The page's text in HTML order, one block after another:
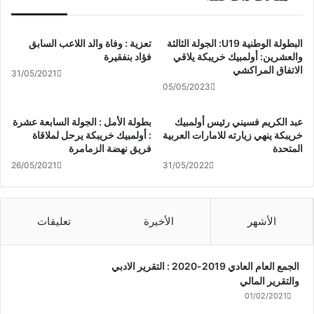
تعزية : وفاة والد اللاعب السابق
فؤاد بنفقيرة
31/05/2021
البطولة الوطنية U19: الجولة الثالثة
والعشرين: أولمبيك خريبكة يلاقي
الاتفاق المراكشي
05/05/2023
بطولة الأمل : الجولة السابعة عشرة
: أولمبيك خريبكة يرحل لملاقاة
فريق نهضة الزمامرة
26/05/2021
عبد الكريم فسيني رئيس أولمبيك
خريبكة ينهي زيارته للامارات العربية
المتحدة
31/05/2022
الأشهر الأخيرة تعليقات
الجمع العام العادي 2019-2020 : التقرير الادبي
والتقرير المالي
01/02/2021